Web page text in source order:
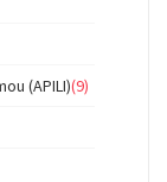
(APILI)(9)